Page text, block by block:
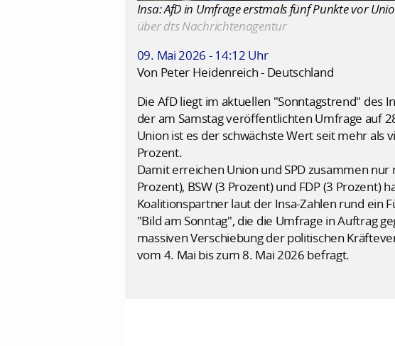
Insa: AfD in Umfrage erstmals fünf Punkte vor
über dts Nachrichtenagentur
09. Mai 2026 - 14:12 Uhr
Von Peter Heidenreich - Deutschland
Die AfD liegt im aktuellen "Sonntagstrend" des
der am Samstag veröffentlichten Umfrage auf
Union ist es der schwächste Wert seit mehr als
Prozent.
Damit erreichen Union und SPD zusammen
Prozent), BSW (3 Prozent) und FDP (3
Koalitionspartner laut der Insa-Zahlen rund ein
"Bild am Sonntag", die die Umfrage in Auftrag
massiven Verschiebung der politischen
vom 4. Mai bis zum 8. Mai 2026 befragt.